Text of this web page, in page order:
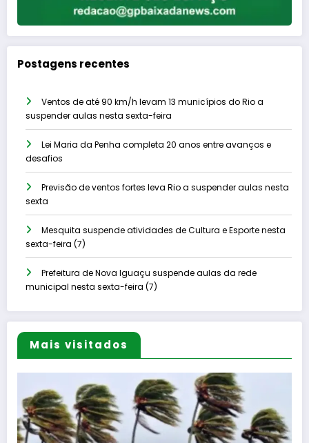
Postagens recentes
Ventos de até 90 km/h levam 13 municípios do Rio a
suspender aulas nesta sexta-feira
Lei Maria da Penha completa 20 anos entre avanços e
desafios
Previsão de ventos fortes leva Rio a suspender aulas nesta
sexta
Mesquita suspende atividades de Cultura e Esporte nesta
sexta-feira (7)
Prefeitura de Nova Iguaçu suspende aulas da rede
municipal nesta sexta-feira (7)
Mais visitados